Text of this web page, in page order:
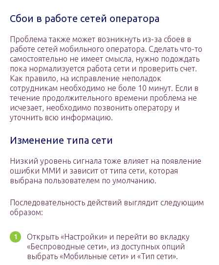
Сбои в работе сетей оператора
Проблема также может возникнуть из-за сбоев в
работе сетей мобильного оператора. Сделать что-то
самостоятельно не имеет смысла, нужно подождать
пока нормализуется работа сети и проверить счет.
Как правило, на исправление неполадок
сотрудникам необходимо не боле 10 минут. Если в
течение продолжительного времени проблема не
исчезает, необходимо позвонить оператору и
уточнить всю информацию.
Изменение типа сети
Низкий уровень сигнала тоже влияет на появление
ошибки ММИ и зависит от типа сети, которая
выбрана пользователем по умолчанию.
Последовательность действий выглядит следующим
образом:
Открыть «Настройки» и перейти во вкладку
«Беспроводные сети», из доступных опций
выбрать «Мобильные сети» и «Тип сети».